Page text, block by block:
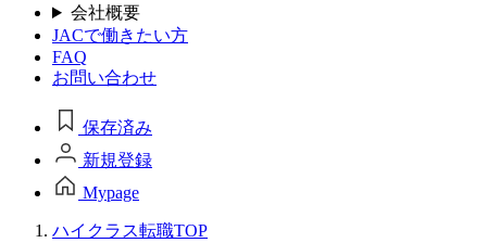
会社概要
JACで働きたい方
FAQ
お問い合わせ
保存済み
新規登録
Mypage
ハイクラス転職TOP